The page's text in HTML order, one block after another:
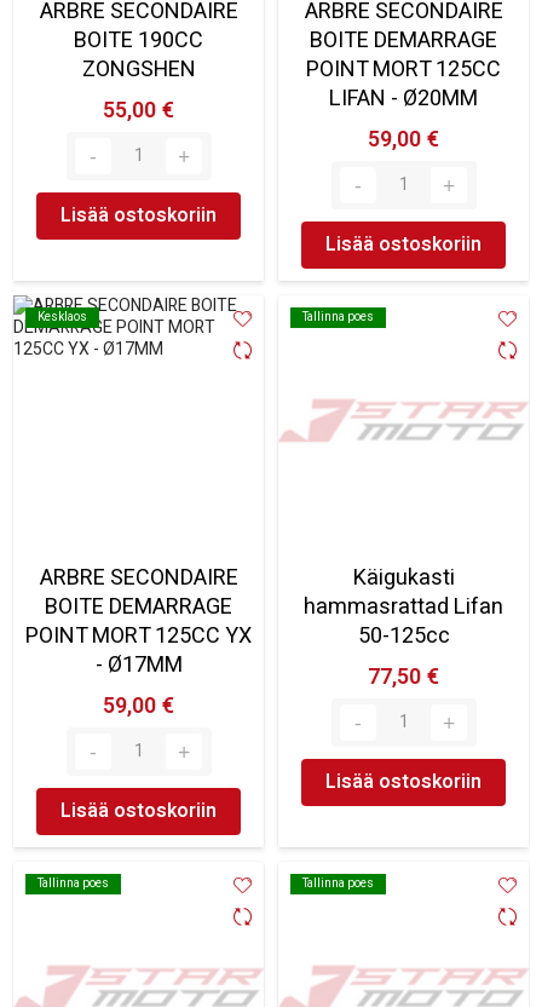
ARBRE SECONDAIRE
BOITE 190CC
ZONGSHEN
55,00 €
Lisää ostoskoriin
ARBRE SECONDAIRE
BOITE DEMARRAGE
POINT MORT 125CC
LIFAN - Ø20MM
59,00 €
Lisää ostoskoriin
Kesklaos
Kesklaos
ARBRE SECONDAIRE
BOITE DEMARRAGE
POINT MORT 125CC YX
- Ø17MM
59,00 €
Lisää ostoskoriin
Tallinna poes
Tallinna poes
Käigukasti
hammasrattad Lifan
50-125cc
77,50 €
Lisää ostoskoriin
Tallinna poes
Tallinna poes Tallinna poes
Tallinna poes